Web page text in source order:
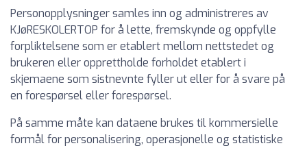
Personopplysninger samles inn og administreres av
KJøRESKOLERTOP for å lette, fremskynde og oppfylle
forpliktelsene som er etablert mellom nettstedet og
brukeren eller opprettholde forholdet etablert i
skjemaene som sistnevnte fyller ut eller for å svare på
en forespørsel eller forespørsel.
På samme måte kan dataene brukes til kommersielle
formål for personalisering, operasjonelle og statistiske